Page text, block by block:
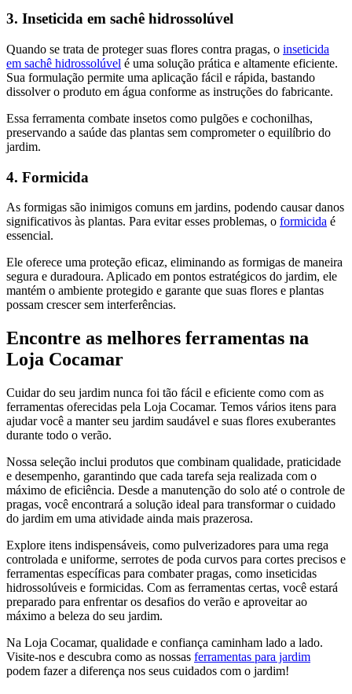
3. Inseticida em sachê hidrossolúvel
Quando se trata de proteger suas flores contra pragas, o inseticida
em sachê hidrossolúvel é uma solução prática e altamente eficiente.
Sua formulação permite uma aplicação fácil e rápida, bastando
dissolver o produto em água conforme as instruções do fabricante.
Essa ferramenta combate insetos como pulgões e cochonilhas,
preservando a saúde das plantas sem comprometer o equilíbrio do
jardim.
4. Formicida
As formigas são inimigos comuns em jardins, podendo causar danos
significativos às plantas. Para evitar esses problemas, o formicida é
essencial.
Ele oferece uma proteção eficaz, eliminando as formigas de maneira
segura e duradoura. Aplicado em pontos estratégicos do jardim, ele
mantém o ambiente protegido e garante que suas flores e plantas
possam crescer sem interferências.
Encontre as melhores ferramentas na
Loja Cocamar
Cuidar do seu jardim nunca foi tão fácil e eficiente como com as
ferramentas oferecidas pela Loja Cocamar. Temos vários itens para
ajudar você a manter seu jardim saudável e suas flores exuberantes
durante todo o verão.
Nossa seleção inclui produtos que combinam qualidade, praticidade
e desempenho, garantindo que cada tarefa seja realizada com o
máximo de eficiência. Desde a manutenção do solo até o controle de
pragas, você encontrará a solução ideal para transformar o cuidado
do jardim em uma atividade ainda mais prazerosa.
Explore itens indispensáveis, como pulverizadores para uma rega
controlada e uniforme, serrotes de poda curvos para cortes precisos e
ferramentas específicas para combater pragas, como inseticidas
hidrossolúveis e formicidas. Com as ferramentas certas, você estará
preparado para enfrentar os desafios do verão e aproveitar ao
máximo a beleza do seu jardim.
Na Loja Cocamar, qualidade e confiança caminham lado a lado.
Visite-nos e descubra como as nossas ferramentas para jardim
podem fazer a diferença nos seus cuidados com o jardim!